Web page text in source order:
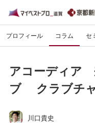
プロフィール コラム セ
アコーディア
ブ クラブチ
川口貴史